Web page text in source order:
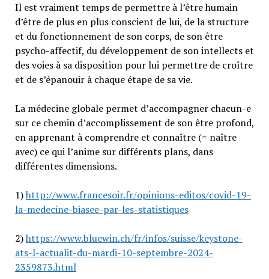
Il est vraiment temps de permettre à l’être humain
d’être de plus en plus conscient de lui, de la structure
et du fonctionnement de son corps, de son être
psycho-affectif, du développement de son intellects et
des voies à sa disposition pour lui permettre de croître
et de s’épanouir à chaque étape de sa vie.
La médecine globale permet d’accompagner chacun-e
sur ce chemin d’accomplissement de son être profond,
en apprenant à comprendre et connaître (= naître
avec) ce qui l’anime sur différents plans, dans
différentes dimensions.
1)http://www.francesoir.fr/opinions-editos/covid-19-
la-medecine-biasee-par-les-statistiques
2)https://www.bluewin.ch/fr/infos/suisse/keystone-
ats-l-actualit-du-mardi-10-septembre-2024-
2359873.html